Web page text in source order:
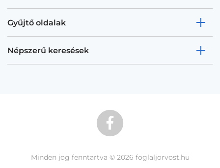
Gyűjtő oldalak
Népszerű keresések
Minden jog fenntartva © 2026 foglaljorvost.hu